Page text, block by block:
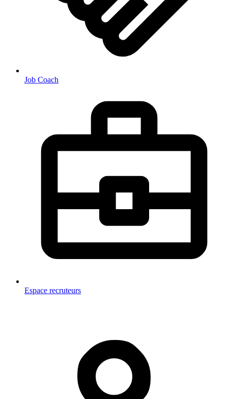
Job Coach
Espace recruteurs